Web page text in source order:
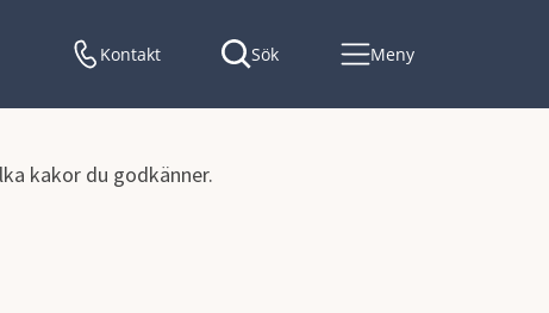
kakor du godkänner.
Kontakt Sök Meny